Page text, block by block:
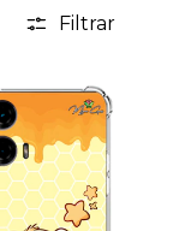
Filtrar